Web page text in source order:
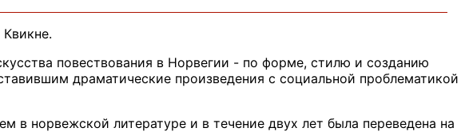
повествования в Норвегии - по форме, стилю и созданию
драматические произведения с социальной проблематикой
в норвежской литературе и в течение двух лет была переведена на